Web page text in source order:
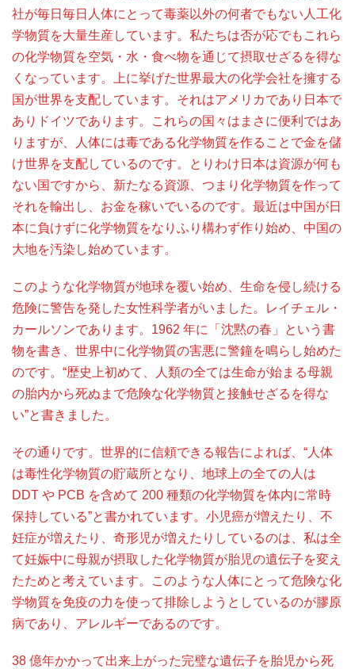
社が毎日毎日人体にとって毒薬以外の何者でもない人工化
学物質を大量生産しています。私たちは否が応でもこれら
の化学物質を空気・水・食べ物を通じて摂取せざるを得な
くなっています。上に挙げた世界最大の化学会社を擁する
国が世界を支配しています。それはアメリカであり日本で
ありドイツであります。これらの国々はまさに便利ではあ
りますが、人体には毒である化学物質を作ることで金を儲
け世界を支配しているのです。とりわけ日本は資源が何も
ない国ですから、新たなる資源、つまり化学物質を作って
それを輸出し、お金を稼いでいるのです。最近は中国が日
本に負けずに化学物質をなりふり構わず作り始め、中国の
大地を汚染し始めています。
このような化学物質が地球を覆い始め、生命を侵し続ける
危険に警告を発した女性科学者がいました。レイチェル・
カールソンであります。1962 年に「沈黙の春」という書
物を書き、世界中に化学物質の害悪に警鐘を鳴らし始めた
のです。“歴史上初めて、人類の全ては生命が始まる母親
の胎内から死ぬまで危険な化学物質と接触せざるを得な
い”と書きました。
その通りです。世界的に信頼できる報告によれば、“人体
は毒性化学物質の貯蔵所となり、地球上の全ての人は
DDT や PCB を含めて 200 種類の化学物質を体内に常時
保持している”と書かれています。小児癌が増えたり、不
妊症が増えたり、奇形児が増えたりしているのは、私は全
て妊娠中に母親が摂取した化学物質が胎児の遺伝子を変え
たためと考えています。このような人体にとって危険な化
学物質を免疫の力を使って排除しようとしているのが膠原
病であり、アレルギーであるのです。
38 億年かかって出来上がった完璧な遺伝子を胎児から死